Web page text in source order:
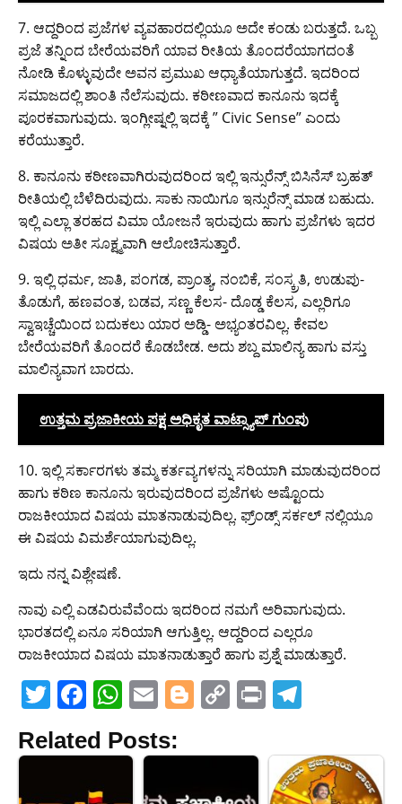
7. ಆದ್ದರಿಂದ ಪ್ರಜೆಗಳ ವ್ಯವಹಾರದಲ್ಲಿಯೂ ಅದೇ ಕಂಡು ಬರುತ್ತದೆ. ಒಬ್ಬ
ಪ್ರಜೆ ತನ್ನಿಂದ ಬೇರೆಯವರಿಗೆ ಯಾವ ರೀತಿಯ ತೊಂದರೆಯಾಗದಂತೆ
ನೋಡಿ ಕೊಳ್ಳುವುದೇ ಅವನ ಪ್ರಮುಖ ಆಧ್ಯಾತೆಯಾಗುತ್ತದೆ. ಇದರಿಂದ
ಸಮಾಜದಲ್ಲಿ ಶಾಂತಿ ನೆಲೆಸುವುದು. ಕಠೀಣವಾದ ಕಾನೂನು ಇದಕ್ಕೆ
ಪೂರಕವಾಗುವುದು. ಇಂಗ್ಲೀಷ್ನಲ್ಲಿ ಇದಕ್ಕೆ ” Civic Sense” ಎಂದು
ಕರೆಯುತ್ತಾರೆ.
8. ಕಾನೂನು ಕಠೀಣವಾಗಿರುವುದರಿಂದ ಇಲ್ಲಿ ಇನ್ಸುರೆನ್ಸ್ ಬಿಸಿನೆಸ್ ಬ್ರಹತ್
ರೀತಿಯಲ್ಲಿ ಬೆಳೆದಿರುವುದು. ಸಾಕು ನಾಯಿಗೂ ಇನ್ಸುರೆನ್ಸ್ ಮಾಡ ಬಹುದು.
ಇಲ್ಲಿ ಎಲ್ಲಾ ತರಹದ ವಿಮಾ ಯೋಜನೆ ಇರುವುದು‌ ಹಾಗು ಪ್ರಜೆಗಳು ಇದರ
ವಿಷಯ ಅತೀ ಸೂಕ್ಷ್ಮವಾಗಿ ಆಲೋಚಿಸುತ್ತಾರೆ.
9. ಇಲ್ಲಿ ಧರ್ಮ, ಜಾತಿ, ಪಂಗಡ, ಪ್ರಾಂತ್ಯ, ನಂಬಿಕೆ, ಸಂಸ್ಕ್ರತಿ, ಉಡುಪು-
ತೊಡುಗೆ, ಹಣವಂತ, ಬಡವ, ಸಣ್ಣ ಕೆಲಸ- ದೊಡ್ಡ ಕೆಲಸ, ಎಲ್ಲರಿಗೂ
ಸ್ವಾಇಚ್ಚೆಯಿಂದ ಬದುಕಲು ಯಾರ ಅಡ್ಡಿ- ಅಭ್ಯಂತರವಿಲ್ಲ. ಕೇವಲ
ಬೇರೆಯವರಿಗೆ ತೊಂದರೆ ಕೊಡಬೇಡ. ಅದು ಶಬ್ದ ಮಾಲಿನ್ಯ ಹಾಗು ವಸ್ತು
ಮಾಲಿನ್ಯವಾಗ ಬಾರದು.
ಉತ್ತಮ ಪ್ರಜಾಕೀಯ ಪಕ್ಷ ಅಧಿಕೃತ ವಾಟ್ಸ್ಯಾಪ್ ಗುಂಪು
10. ಇಲ್ಲಿ ಸರ್ಕಾರಗಳು ತಮ್ಮ ಕರ್ತವ್ಯಗಳನ್ನು ಸರಿಯಾಗಿ ಮಾಡುವುದರಿಂದ
ಹಾಗು ಕಠಿಣ ಕಾನೂನು ಇರುವುದರಿಂದ ಪ್ರಜೆಗಳು ಅಷ್ಟೊಂದು
ರಾಜಕೀಯಾದ ವಿಷಯ ಮಾತನಾಡುವುದಿಲ್ಲ. ಫ್ರ್ಂಡ್ಸ್ ಸರ್ಕಲ್ ನಲ್ಲಿಯೂ
ಈ ವಿಷಯ ವಿಮರ್ಶೆಯಾಗುವುದಿಲ್ಲ.
ಇದು ನನ್ನ ವಿಶ್ಲೇಷಣೆ.
ನಾವು ಎಲ್ಲಿ ಎಡವಿರುವೆವೆಂದು ಇದರಿಂದ ನಮಗೆ ಅರಿವಾಗುವುದು.
ಭಾರತದಲ್ಲಿ ಏನೂ ಸರಿಯಾಗಿ ಆಗುತ್ತಿಲ್ಲ. ಆದ್ದರಿಂದ ಎಲ್ಲರೂ
ರಾಜಕೀಯಾದ ವಿಷಯ ಮಾತನಾಡುತ್ತಾರೆ ಹಾಗು ಪ್ರಶ್ನೆ ಮಾಡುತ್ತಾರೆ.
T
w
itt
F
a
c
e
W
at
E
ai
Bl
g
C
p
Pr
t e
gr
Related Posts: